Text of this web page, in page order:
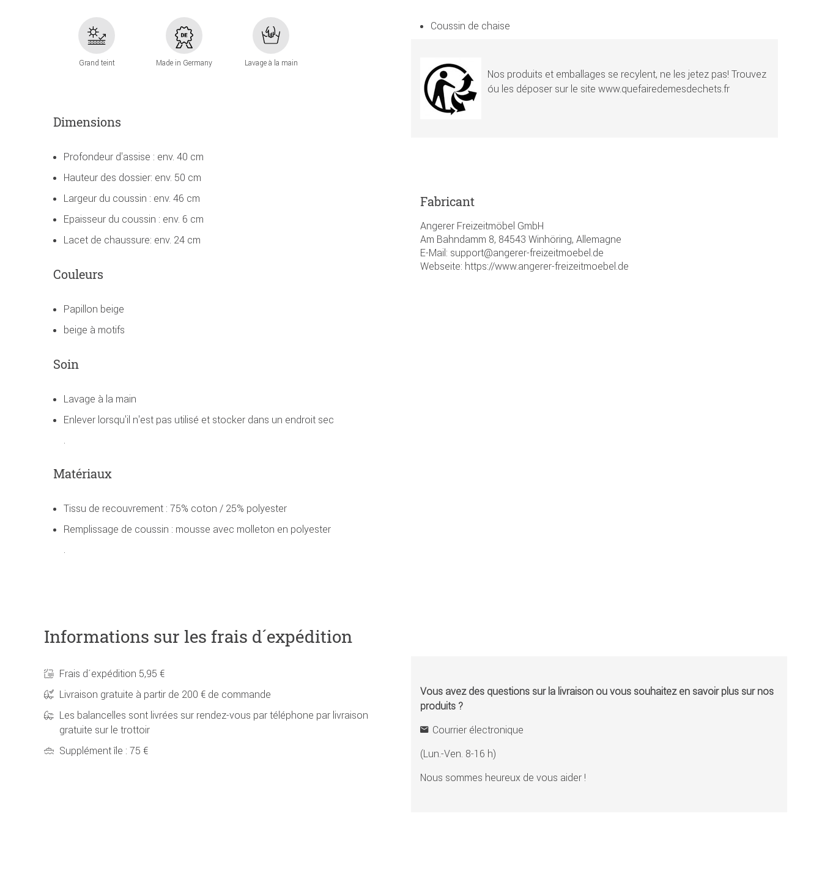
Grand teint Made in Germany Lavage à la main
Dimensions
Profondeur d'assise : env. 40 cm
Hauteur des dossier: env. 50 cm
Largeur du coussin : env. 46 cm
Epaisseur du coussin : env. 6 cm
Lacet de chaussure: env. 24 cm
Couleurs
Papillon beige
beige à motifs
Soin
Lavage à la main
Enlever lorsqu'il n'est pas utilisé et stocker dans un endroit sec
.
Matériaux
Tissu de recouvrement : 75% coton / 25% polyester
Remplissage de coussin : mousse avec molleton en polyester
.
Coussin de chaise
Nos produits et emballages se recylent, ne les jetez pas! Trouvez
óu les déposer sur le site www.quefairedemesdechets.fr
Fabricant
Angerer Freizeitmöbel GmbH
Am Bahndamm 8, 84543 Winhöring, Allemagne
E-Mail: support@angerer-freizeitmoebel.de
Webseite: https://www.angerer-freizeitmoebel.de
Informations sur les frais d´expédition
Frais d´expédition 5,95 €
Livraison gratuite à partir de 200 € de commande
Les balancelles sont livrées sur rendez-vous par téléphone par livraison
gratuite sur le trottoir
Supplément île : 75 €
Vous avez des questions sur la livraison ou vous souhaitez en savoir plus sur nos
produits ?
Courrier électronique
(Lun.-Ven. 8-16 h)
Nous sommes heureux de vous aider !